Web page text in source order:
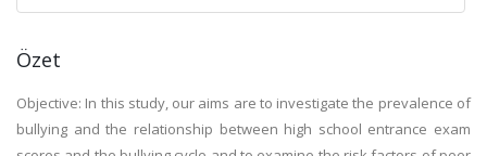
Özet
Objective: In this study, our aims are to investigate the prevalence of
bullying and the relationship between high school entrance exam